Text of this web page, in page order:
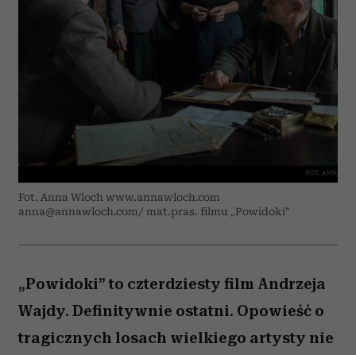
Fot. Anna Wloch www.annawloch.com
anna@annawloch.com/ mat.pras. filmu „Powidoki"
„Powidoki” to czterdziesty film Andrzeja
Wajdy. Definitywnie ostatni. Opowieść o
tragicznych losach wielkiego artysty nie